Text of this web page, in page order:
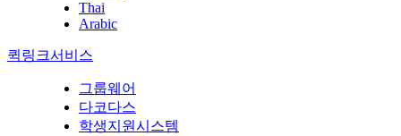
Thai
Arabic
퀵링크서비스
그룹웨어
다코다스
학생지원시스템